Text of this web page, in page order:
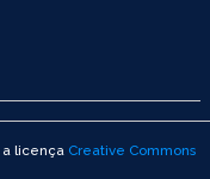
a licença Creative Commons